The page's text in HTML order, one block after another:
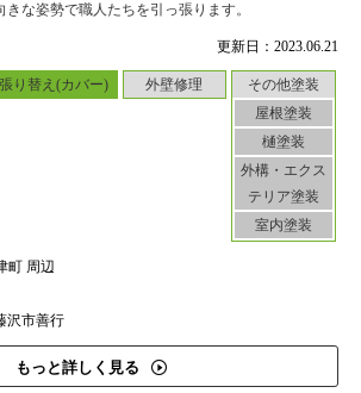
更新日：2023.06.21
り替え(カバー) 外壁修理
その他塗装
屋根塗装
樋塗装
外構・エクス
テリア塗装
室内塗装
町 周辺
沢市善行
もっと詳しく見る
な姿勢で職人たちを引っ張ります。